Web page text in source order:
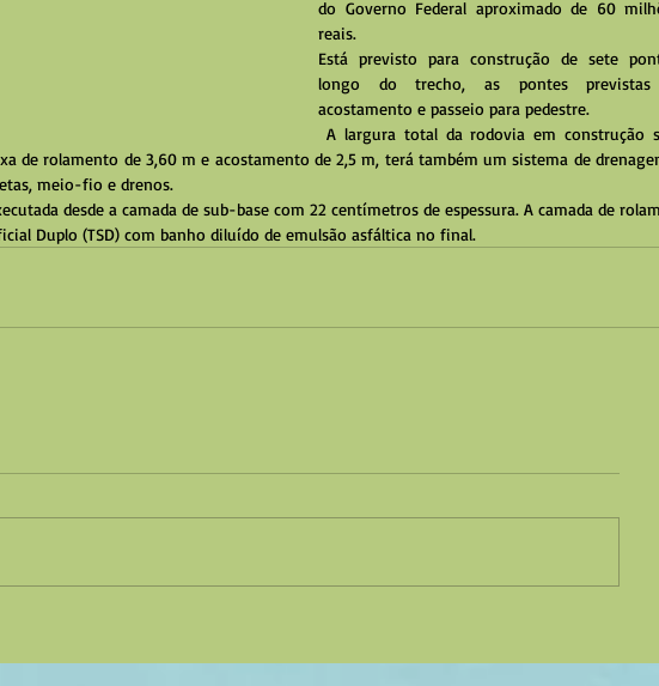
do Governo Federal aproximado de 60
reais.
Está previsto para construção de sete
longo do trecho, as pontes previstas
acostamento e passeio para pedestre.
de rolamento de 3,60 m e acostamento de 2,5 m, terá também um sistema de
meio-fio e drenos.
desde a camada de sub-base com 22 centímetros de espessura. A camada de
Duplo (TSD) com banho diluído de emulsão asfáltica no final.